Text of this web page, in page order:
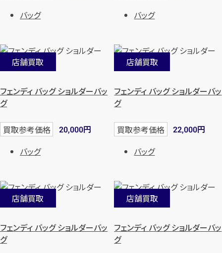
バッグ
バッグ
店舗買取
フェンディ バッグ ショルダーバッ
グ
買取参考価格 20,000円
バッグ
店舗買取
フェンディ バッグ ショルダーバッ
グ
買取参考価格 22,000円
バッグ
店舗買取
フェンディ バッグ ショルダーバッ
グ
店舗買取
フェンディ バッグ ショルダーバッ
グ